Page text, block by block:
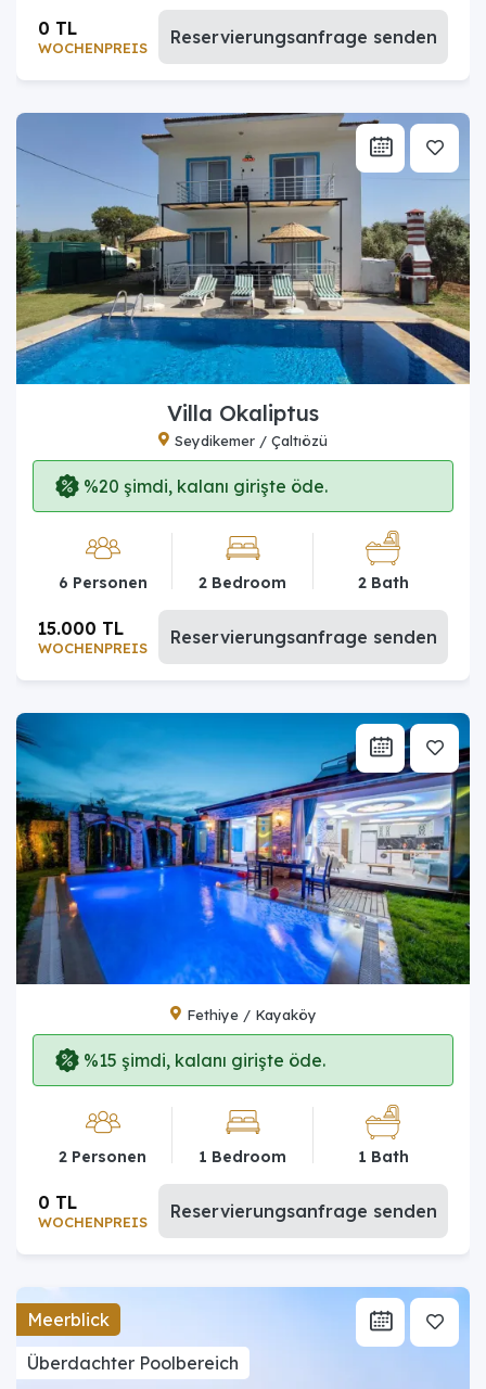
WOCHENPREIS
0 TL Reservierungsanfrage senden
Villa Okaliptus
Seydikemer / Çaltıözü
%20 şimdi, kalanı girişte öde.
6 Personen 2 Bedroom 2 Bath
WOCHENPREIS
15.000 TL Reservierungsanfrage senden
Fethiye / Kayaköy
%15 şimdi, kalanı girişte öde.
2 Personen 1 Bedroom 1 Bath
WOCHENPREIS
0 TL Reservierungsanfrage senden
Meerblick
Überdachter Poolbereich